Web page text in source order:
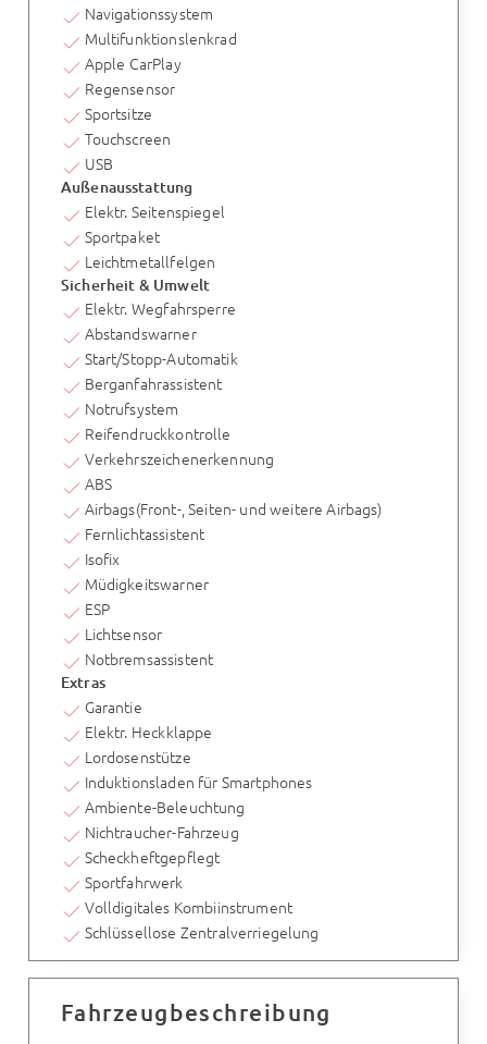
Navigationssystem
Multifunktionslenkrad
Apple CarPlay
Regensensor
Sportsitze
Touchscreen
USB
Außenausstattung
Elektr. Seitenspiegel
Sportpaket
Leichtmetallfelgen
Sicherheit & Umwelt
Elektr. Wegfahrsperre
Abstandswarner
Start/Stopp-Automatik
Berganfahrassistent
Notrufsystem
Reifendruckkontrolle
Verkehrszeichenerkennung
ABS
Airbags(Front-, Seiten- und weitere Airbags)
Fernlichtassistent
Isofix
Müdigkeitswarner
ESP
Lichtsensor
Notbremsassistent
Extras
Garantie
Elektr. Heckklappe
Lordosenstütze
Induktionsladen für Smartphones
Ambiente-Beleuchtung
Nichtraucher-Fahrzeug
Scheckheftgepflegt
Sportfahrwerk
Volldigitales Kombiinstrument
Schlüssellose Zentralverriegelung
Fahrzeugbeschreibung